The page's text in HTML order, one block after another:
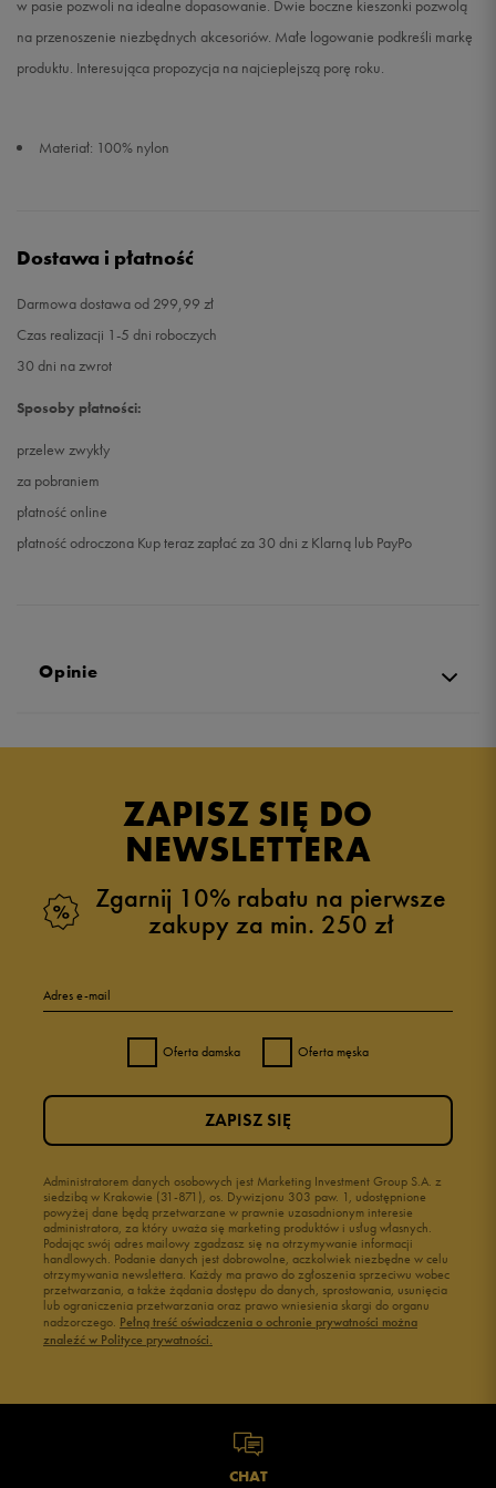
w pasie pozwoli na idealne dopasowanie. Dwie boczne kieszonki pozwolą
na przenoszenie niezbędnych akcesoriów. Małe logowanie podkreśli markę
produktu. Interesująca propozycja na najcieplejszą porę roku.
Materiał: 100% nylon
Dostawa i płatność
Darmowa dostawa od 299,99 zł
Czas realizacji 1-5 dni roboczych
30 dni na zwrot
Sposoby płatności:
przelew zwykły
za pobraniem
płatność online
płatność odroczona Kup teraz zapłać za 30 dni z Klarną lub PayPo
Opinie
ZAPISZ SIĘ DO
NEWSLETTERA
Zgarnij 10% rabatu na pierwsze
zakupy za min. 250 zł
Adres e-mail
Oferta damska Oferta męska
Administratorem danych osobowych jest Marketing Investment Group S.A. z
siedzibą w Krakowie (31-871), os. Dywizjonu 303 paw. 1, udostępnione
powyżej dane będą przetwarzane w prawnie uzasadnionym interesie
administratora, za który uważa się marketing produktów i usług własnych.
Podając swój adres mailowy zgadzasz się na otrzymywanie informacji
handlowych. Podanie danych jest dobrowolne, aczkolwiek niezbędne w celu
otrzymywania newslettera. Każdy ma prawo do zgłoszenia sprzeciwu wobec
przetwarzania, a także żądania dostępu do danych, sprostowania, usunięcia
lub ograniczenia przetwarzania oraz prawo wniesienia skargi do organu
nadzorczego. Pełną treść oświadczenia o ochronie prywatności można
znaleźć w Polityce prywatności.
ZAPISZ SIĘ
CHAT